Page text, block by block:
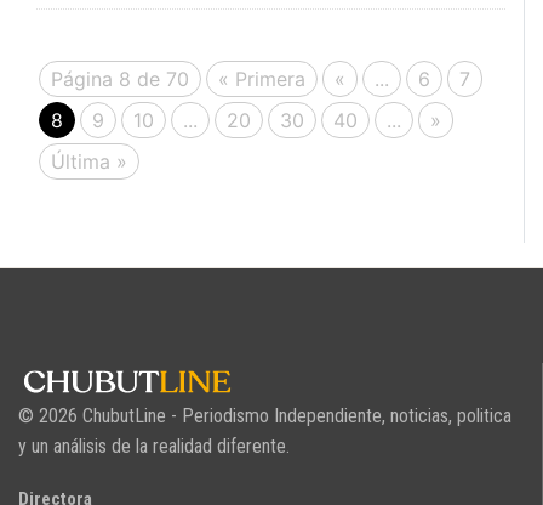
Página 8 de 70 « Primera « ... 6
7
8
9 10 ... 20 30 40 ...
»
Última »
© 2026 ChubutLine - Periodismo Independiente, noticias, politica
y un análisis de la realidad diferente.
Directora